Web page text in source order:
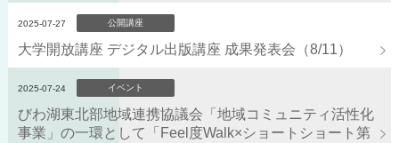
2025-07-27 公開講座
大学開放講座 デジタル出版講座 成果発表会（8/11）
2025-07-24 イベント
びわ湖東北部地域連携協議会「地域コミュニティ活性化
事業」の一環として「Feel度Walk×ショートショート第